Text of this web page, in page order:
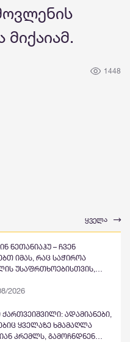
მიქაიამ.
1448
ყველა
ნეთანიაჰუ – ჩვენ
იმას, რაც საჭიროა
უსაფრთხოებისთვის,
საუკეთესო მეგობრების
2026
ადამიანები,
ყველაზე ხმამაღლა
კრემლს, გამოჩნდნენ